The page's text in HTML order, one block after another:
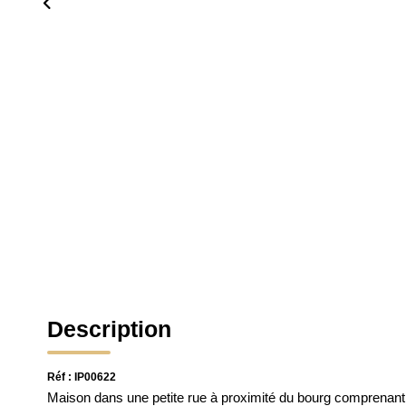
Description
Réf : IP00622
Maison dans une petite rue à proximité du bourg